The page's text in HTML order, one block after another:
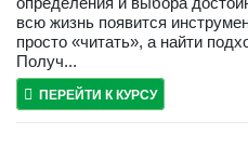
всю жизнь появится
просто «читать», а найти
Получ...
ПЕРЕЙТИ К КУРСУ